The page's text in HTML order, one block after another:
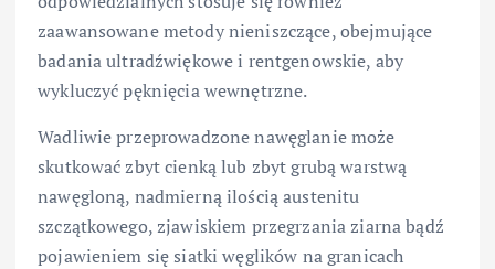
zaawansowane metody nieniszczące, obejmujące
badania ultradźwiękowe i rentgenowskie, aby
wykluczyć pęknięcia wewnętrzne.
Wadliwie przeprowadzone nawęglanie może
skutkować zbyt cienką lub zbyt grubą warstwą
nawęgloną, nadmierną ilością austenitu
szczątkowego, zjawiskiem przegrzania ziarna bądź
pojawieniem się siatki węglików na granicach